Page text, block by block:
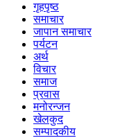
गृहपृष्ठ
समाचार
जापान समाचार
पर्यटन
अर्थ
विचार
समाज
प्रवास
मनोरन्जन
खेलकुद
सम्पादकीय